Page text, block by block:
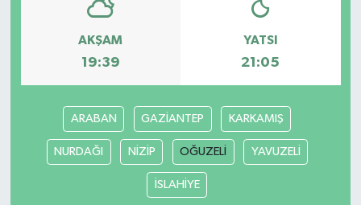
AKŞAM
19:39
YATSI
21:05
ARABAN GAZİANTEP KARKAMIŞ
NURDAĞI NİZİP OĞUZELİ YAVUZELİ
İSLAHİYE
Teknoloji
Video Haber
Yaşam